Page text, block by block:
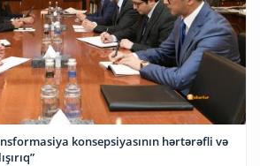
konsepsiyasının hərtərəfli və